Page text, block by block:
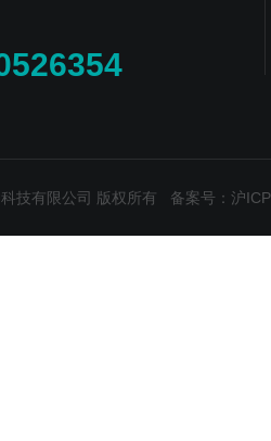
技有限公司 版权所有 备案号：沪